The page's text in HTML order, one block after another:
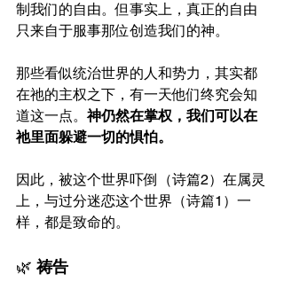
制我们的自由。但事实上，真正的自由
只来自于服事那位创造我们的神。
那些看似统治世界的人和势力，其实都
在祂的主权之下，有一天他们终究会知
道这一点。神仍然在掌权，我们可以在
祂里面躲避一切的惧怕。
因此，被这个世界吓倒（诗篇2）在属灵
上，与过分迷恋这个世界（诗篇1）一
样，都是致命的。
🌿 祷告